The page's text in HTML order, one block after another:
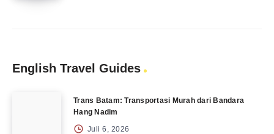
English Travel Guides
Trans Batam: Transportasi Murah dari Bandara
Hang Nadim
Juli 6, 2026